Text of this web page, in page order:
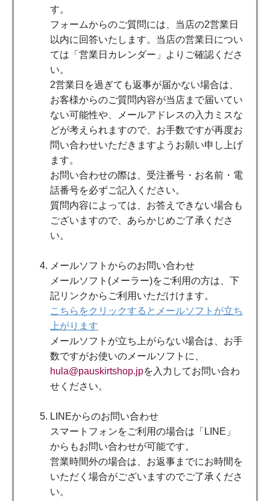
す。
フォームからのご質問には、当店の2営業日
以内に回答いたします。当店の営業日につい
ては「営業日カレンダー」よりご確認くださ
い。
2営業日を過ぎても返事が届かない場合は、
お客様からのご質問内容が当店まで届いてい
ない可能性や、メールアドレスの入力ミスな
どが考えられますので、お手数ですが再度お
問い合わせいただきますようお願い申し上げ
ます。
お問い合わせの際は、受注番号・お名前・電
話番号を必ずご記入ください。
質問内容によっては、お答えできない場合も
ございますので、あらかじめご了承くださ
い。
メールソフトからのお問い合わせ
メールソフト(メーラー)をご利用の方は、下
記リンクからご利用いただけけます。
こちらをクリックするとメールソフトが立ち
上がります
メールソフトが立ち上がらない場合は、お手
数ですがお使いのメールソフトに、
hula@pauskirtshop.jpを入力してお問い合わ
せください。
LINEからのお問い合わせ
スマートフォンをご利用の場合は「LINE」
からもお問い合わせが可能です。
営業時間外の場合は、お返事までにお時間を
いただく場合がございますのでご了承くださ
い。